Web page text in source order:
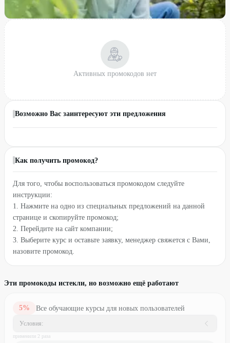
Активных промокодов нет
Возможно Вас заинтересуют эти предложения
Как получить промокод?
Для того, чтобы воспользоваться промокодом следуйте
инструкции:
1. Нажмите на одно из специальных предложений на данной
странице и скопируйте промокод;
2. Перейдите на сайт компании;
3. Выберите курс и оставьте заявку, менеджер свяжется с Вами,
назовите промокод.
Эти промокоды истекли, но возможно ещё работают
5% Все обучающие курсы для новых пользователей
Условия:
применили 2 раз а